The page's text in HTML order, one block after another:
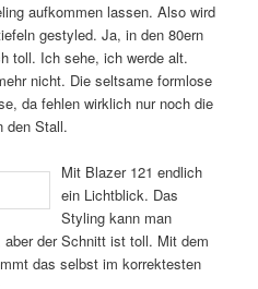
aufkommen lassen. Also wird
gestyled. Ja, in den 80ern
toll. Ich sehe, ich werde alt.
nicht. Die seltsame formlose
da fehlen wirklich nur noch die
den Stall.
Mit Blazer 121 endlich
ein Lichtblick. Das
Styling kann man
der Schnitt ist toll. Mit dem
das selbst im korrektesten